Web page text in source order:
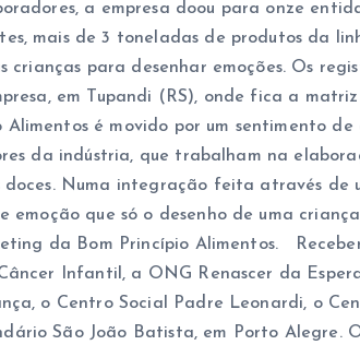
a empresa doou para onze
mais de 3 toneladas de produtos da
para desenhar emoções. Os
em Tupandi (RS), onde fica a
Alimentos é movido por um sentimento
da indústria, que trabalham na
doces. Numa integração feita através de
que só o desenho de uma
da Bom Princípio Alimentos.
Infantil, a ONG Renascer da
o Centro Social Padre Leonardi, o
São João Batista, em Porto Alegre.